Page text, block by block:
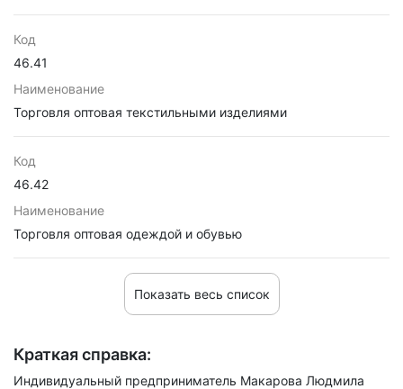
Код
46.41
Наименование
Торговля оптовая текстильными изделиями
Код
46.42
Наименование
Торговля оптовая одеждой и обувью
Показать весь список
Краткая справка:
Индивидуальный предприниматель Макарова Людмила